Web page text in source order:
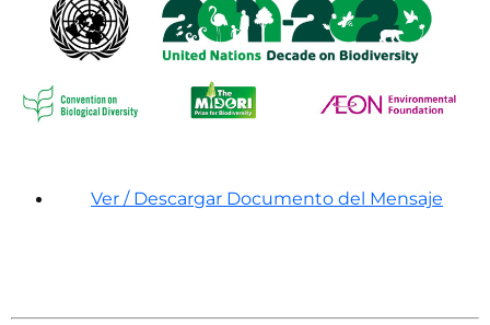
Ver / Descargar Documento del Mensaje